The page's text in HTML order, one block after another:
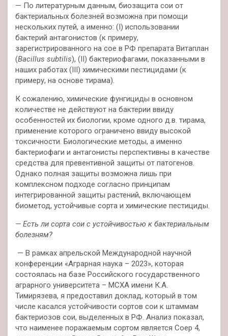
— По литературным данным, биозащита сои от
бактериальных болезней возможна при помощи
нескольких путей, а именно: (I) использовании
бактерий антагонистов (к примеру,
зарегистрированного на сое в РФ препарата Витаплан
(Bacillus subtilis), (II) бактериофагами, показанными в
наших работах (III) химическими пестицидами (к
примеру, на основе тирама).
К сожалению, химические фунгициды в основном
количестве не действуют на бактерии ввиду
особенностей их биологии, кроме одного д.в. тирама,
применение которого ограничено ввиду высокой
токсичности. Биологические методы, а именно
бактериофаги и антагонисты перспективны в качестве
средства для превентивной защиты от патогенов.
Однако полная защиты возможна лишь при
комплексном подходе согласно принципам
интегрированной защиты растений, включающем
биометод, устойчивые сорта и химические пестициды.
— Есть ли сорта сои с устойчивостью к бактериальным
болезням?
— В рамках апрельской Международной научной
конференции «Аграрная наука – 2023», которая
состоялась на базе Российского государственного
аграрного университета – МСХА имени К.А.
Тимирязева, я предоставил доклад, который в том
числе касался устойчивости сортов сои к штаммам
бактериозов сои, выделенных в РФ. Анализ показал,
что наименее поражаемым сортом является Соер 4,